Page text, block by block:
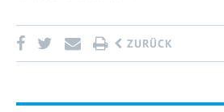
ZURÜCK